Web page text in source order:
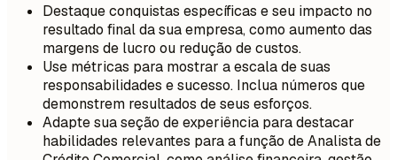
Destaque conquistas específicas e seu impacto no
resultado final da sua empresa, como aumento das
margens de lucro ou redução de custos.
Use métricas para mostrar a escala de suas
responsabilidades e sucesso. Inclua números que
demonstrem resultados de seus esforços.
Adapte sua seção de experiência para destacar
habilidades relevantes para a função de Analista de